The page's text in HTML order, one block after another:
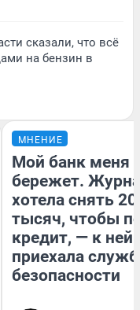
сказали, что всё
на бензин в
МНЕНИЕ
Мой банк меня
бережет.
хотела снять
тысяч, чтобы
кредит, — к
приехала
безопасности